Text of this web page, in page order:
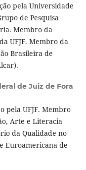
pela Universidade
de Pesquisa
Membro da
UFJF. Membro da
Brasileira de
de Juiz de Fora
pela UFJF. Membro
Arte e Literacia
da Qualidade no
Euroamericana de